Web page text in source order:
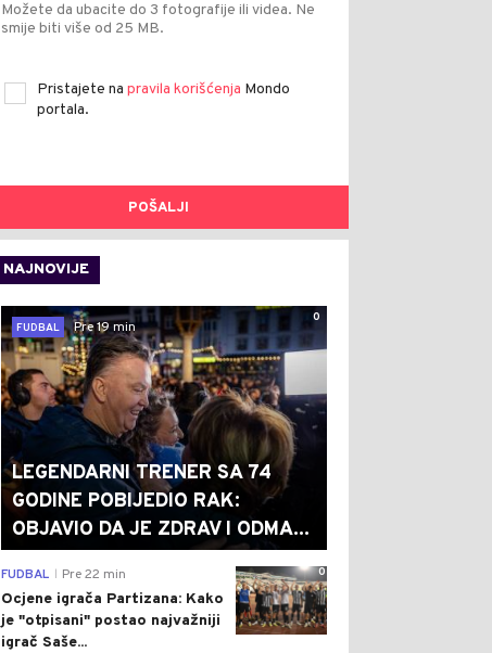
Možete da ubacite do 3 fotografije ili videa. Ne
smije biti više od 25 MB.
Pristajete na pravila korišćenja Mondo
portala.
POŠALJI
NAJNOVIJE
0
FUDBAL
Pre 19 min
LEGENDARNI TRENER SA 74
GODINE POBIJEDIO RAK:
OBJAVIO DA JE ZDRAV I ODMA...
0
FUDBAL Pre 22 min
Ocjene igrača Partizana: Kako
je "otpisani" postao najvažniji
igrač Saše...